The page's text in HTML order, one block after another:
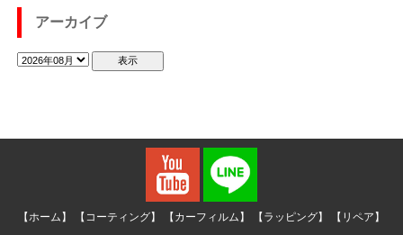
アーカイブ
【ホーム】 【コーティング】 【カーフィルム】 【ラッピング】 【リペア】